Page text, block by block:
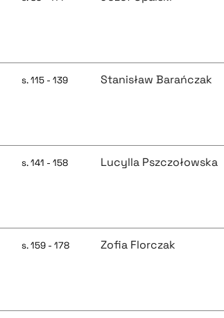
s. 115 - 139 Stanisław Barańczak
s. 141 - 158 Lucylla Pszczołowska
s. 159 - 178 Zofia Florczak